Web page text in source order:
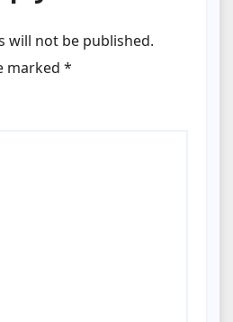
will not be published.
marked *